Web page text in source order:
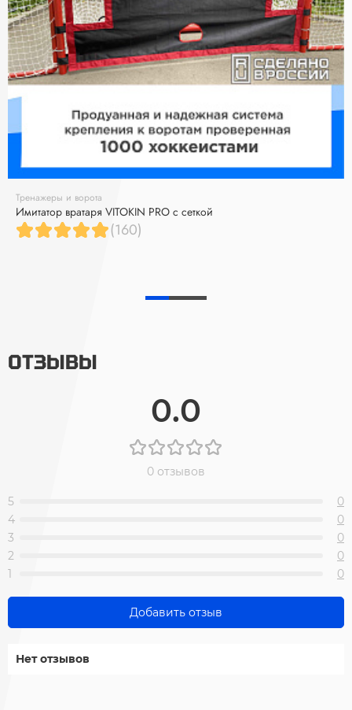
Тренажеры и ворота
Имитатор вратаря VITOKIN PRO с сеткой
(160)
ОТЗЫВЫ
0.0
0 отзывов
5
0
4
0
3
0
2
0
1
0
Добавить отзыв
Нет отзывов